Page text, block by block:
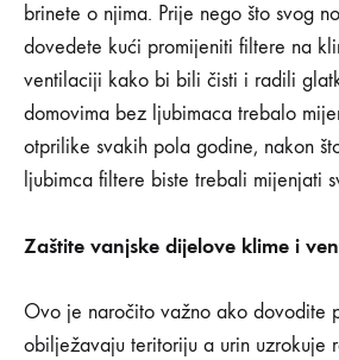
brinete o njima. Prije nego što svog
dovedete kući promijeniti filtere na
ventilaciji kako bi bili čisti i radili
domovima bez ljubimaca trebalo
otprilike svakih pola godine, nakon
ljubimca filtere biste trebali mijenjati
Zaštite vanjske dijelove klime i
Ovo je naročito važno ako dovodite
obilježavaju teritoriju a urin uzrokuje